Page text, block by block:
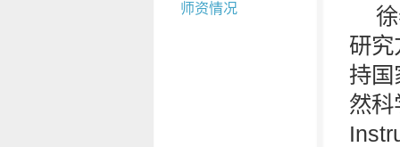
师资情况
研究
持国
然科